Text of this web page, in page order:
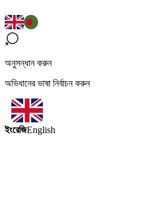
অনুসন্ধান করুন
অভিধানের ভাষা নির্বাচন করুন
ইংরেজিEnglish